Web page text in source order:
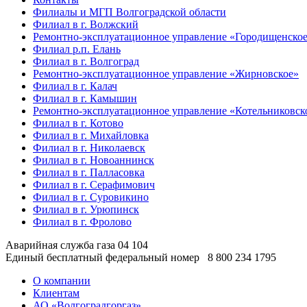
Филиалы и МГП Волгоградской области
Филиал в г. Волжский
Ремонтно-эксплуатационное управление
Филиал р.п. Елань
Филиал в г. Волгоград
Ремонтно-эксплуатационное управление «Жирновское»
Филиал в г. Калач
Филиал в г. Камышин
Ремонтно-эксплуатационное управление
Филиал в г. Котово
Филиал в г. Михайловка
Филиал в г. Николаевск
Филиал в г. Новоаннинск
Филиал в г. Палласовка
Филиал в г. Серафимович
Филиал в г. Суровикино
Филиал в г. Урюпинск
Филиал в г. Фролово
Аварийная служба газа 04 104
Единый бесплатный федеральный номер
8 800 234 1795
О компании
Клиентам